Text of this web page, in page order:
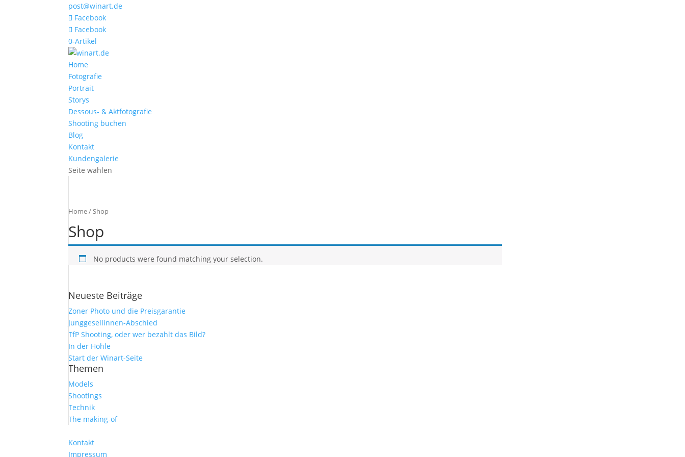
post@winart.de
Facebook
Facebook
0-Artikel
Home
Fotografie
Portrait
Storys
Dessous- & Aktfotografie
Shooting buchen
Blog
Kontakt
Kundengalerie
Seite wählen
Home/ Shop
Shop
No products were found matching your selection.
Neueste Beiträge
Zoner Photo und die Preisgarantie
Junggesellinnen-Abschied
TfP Shooting, oder wer bezahlt das Bild?
In der Höhle
Start der Winart-Seite
Themen
Models
Shootings
Technik
The making-of
Kontakt
Impressum